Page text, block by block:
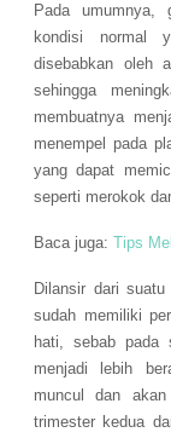
Pada umumnya,
kondisi normal
disebabkan oleh
sehingga
membuatnya
menempel pada
yang dapat
seperti merokok
Baca juga: Tips
Dilansir dari suatu
sudah memiliki
hati, sebab pada
menjadi lebih
muncul dan
trimester kedua